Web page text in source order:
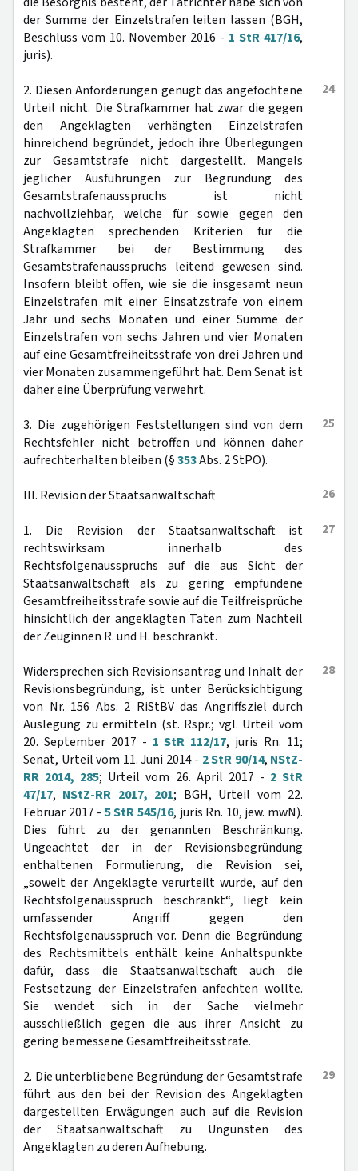
der Summe der Einzelstrafen leiten lassen (BGH,
Beschluss vom 10. November 2016 - 1 StR 417/16,
juris).
24
2. Diesen Anforderungen genügt das angefochtene
Urteil nicht. Die Strafkammer hat zwar die gegen
den Angeklagten verhängten Einzelstrafen
hinreichend begründet, jedoch ihre Überlegungen
zur Gesamtstrafe nicht dargestellt. Mangels
jeglicher Ausführungen zur Begründung des
Gesamtstrafenausspruchs ist nicht
nachvollziehbar, welche für sowie gegen den
Angeklagten sprechenden Kriterien für die
Strafkammer bei der Bestimmung des
Gesamtstrafenausspruchs leitend gewesen sind.
Insofern bleibt offen, wie sie die insgesamt neun
Einzelstrafen mit einer Einsatzstrafe von einem
Jahr und sechs Monaten und einer Summe der
Einzelstrafen von sechs Jahren und vier Monaten
auf eine Gesamtfreiheitsstrafe von drei Jahren und
vier Monaten zusammengeführt hat. Dem Senat ist
daher eine Überprüfung verwehrt.
25
3. Die zugehörigen Feststellungen sind von dem
Rechtsfehler nicht betroffen und können daher
aufrechterhalten bleiben (§353Abs. 2 StPO).
26
III. Revision der Staatsanwaltschaft
27
1. Die Revision der Staatsanwaltschaft ist
rechtswirksam innerhalb des
Rechtsfolgenausspruchs auf die aus Sicht der
Staatsanwaltschaft als zu gering empfundene
Gesamtfreiheitsstrafe sowie auf die Teilfreisprüche
hinsichtlich der angeklagten Taten zum Nachteil
der Zeuginnen R. und H. beschränkt.
28
Widersprechen sich Revisionsantrag und Inhalt der
Revisionsbegründung, ist unter Berücksichtigung
von Nr. 156 Abs. 2 RiStBV das Angriffsziel durch
Auslegung zu ermitteln (st. Rspr.; vgl. Urteil vom
20. September 2017 - 1 StR 112/17, juris Rn. 11;
Senat, Urteil vom 11. Juni 2014 - 2 StR 90/14, NStZ-
RR 2014, 285; Urteil vom 26. April 2017 - 2 StR
47/17, NStZ-RR 2017, 201; BGH, Urteil vom 22.
Februar 2017 - 5 StR 545/16, juris Rn. 10, jew. mwN).
Dies führt zu der genannten Beschränkung.
Ungeachtet der in der Revisionsbegründung
enthaltenen Formulierung, die Revision sei,
„soweit der Angeklagte verurteilt wurde, auf den
Rechtsfolgenausspruch beschränkt“, liegt kein
umfassender Angriff gegen den
Rechtsfolgenausspruch vor. Denn die Begründung
des Rechtsmittels enthält keine Anhaltspunkte
dafür, dass die Staatsanwaltschaft auch die
Festsetzung der Einzelstrafen anfechten wollte.
Sie wendet sich in der Sache vielmehr
ausschließlich gegen die aus ihrer Ansicht zu
gering bemessene Gesamtfreiheitsstrafe.
29
2. Die unterbliebene Begründung der Gesamtstrafe
führt aus den bei der Revision des Angeklagten
dargestellten Erwägungen auch auf die Revision
der Staatsanwaltschaft zu Ungunsten des
Angeklagten zu deren Aufhebung.